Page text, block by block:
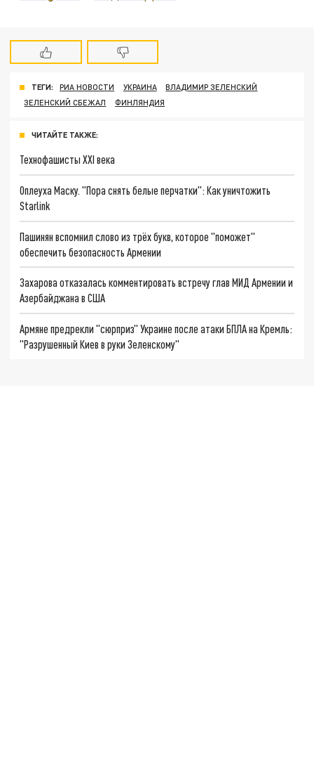
ТЕГИ: РИА НОВОСТИ УКРАИНА
ВЛАДИМИР ЗЕЛЕНСКИЙ
ЗЕЛЕНСКИЙ СБЕЖАЛ
ФИНЛЯНДИЯ
ЧИТАЙТЕ ТАКЖЕ:
Технофашисты XXI века
Оплеуха Маску. "Пора снять белые перчатки": Как уничтожить
Starlink
Пашинян вспомнил слово из трёх букв, которое "поможет"
обеспечить безопасность Армении
Захарова отказалась комментировать встречу глав МИД Армении и
Азербайджана в США
Армяне предрекли "сюрприз" Украине после атаки БПЛА на Кремль:
"Разрушенный Киев в руки Зеленскому"